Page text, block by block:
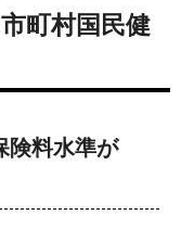
町村国民健
険料水準が